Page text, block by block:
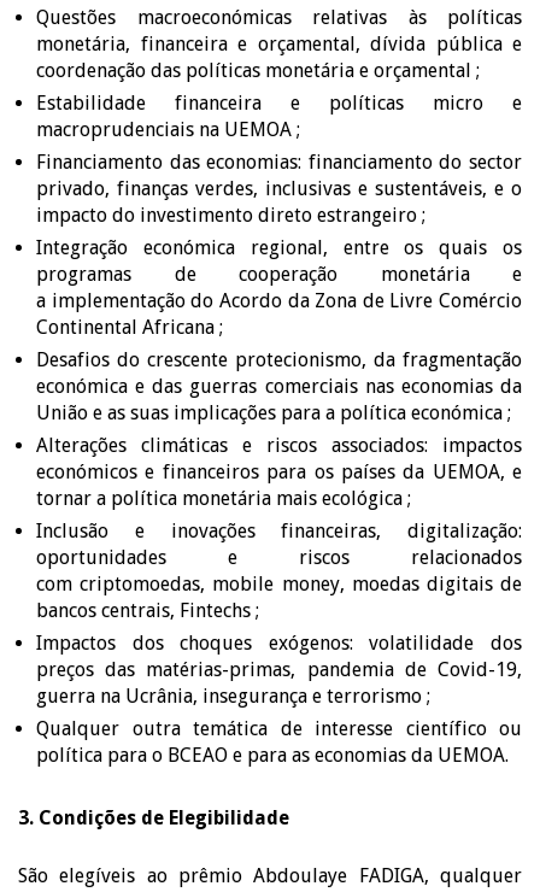
Questões macroeconómicas relativas às políticas
monetária, financeira e orçamental, dívida pública e
coordenação das políticas monetária e orçamental ;
Estabilidade financeira e políticas micro e
macroprudenciais na UEMOA ;
Financiamento das economias: financiamento do sector
privado, finanças verdes, inclusivas e sustentáveis, e o
impacto do investimento direto estrangeiro ;
Integração económica regional, entre os quais os
programas de cooperação monetária e
a implementação do Acordo da Zona de Livre Comércio
Continental Africana ;
Desafios do crescente protecionismo, da fragmentação
económica e das guerras comerciais nas economias da
União e as suas implicações para a política económica ;
Alterações climáticas e riscos associados: impactos
económicos e financeiros para os países da UEMOA, e
tornar a política monetária mais ecológica ;
Inclusão e inovações financeiras, digitalização:
oportunidades e riscos relacionados
com criptomoedas, mobile money, moedas digitais de
bancos centrais, Fintechs ;
Impactos dos choques exógenos: volatilidade dos
preços das matérias-primas, pandemia de Covid-19,
guerra na Ucrânia, insegurança e terrorismo ;
Qualquer outra temática de interesse científico ou
política para o BCEAO e para as economias da UEMOA.
3. Condições de Elegibilidade
São elegíveis ao prêmio Abdoulaye FADIGA, qualquer